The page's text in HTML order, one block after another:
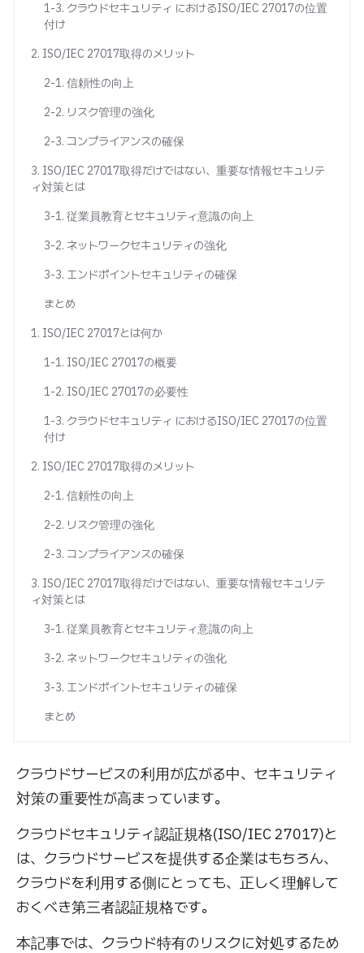
1-3. クラウドセキュリティ におけるISO/IEC 27017の位置
付け
2. ISO/IEC 27017取得のメリット
2-1. 信頼性の向上
2-2. リスク管理の強化
2-3. コンプライアンスの確保
3. ISO/IEC 27017取得だけではない、重要な情報セキュリテ
ィ対策とは
3-1. 従業員教育とセキュリティ意識の向上
3-2. ネットワークセキュリティの強化
3-3. エンドポイントセキュリティの確保
まとめ
1. ISO/IEC 27017とは何か
1-1. ISO/IEC 27017の概要
1-2. ISO/IEC 27017の必要性
1-3. クラウドセキュリティ におけるISO/IEC 27017の位置
付け
2. ISO/IEC 27017取得のメリット
2-1. 信頼性の向上
2-2. リスク管理の強化
2-3. コンプライアンスの確保
3. ISO/IEC 27017取得だけではない、重要な情報セキュリテ
ィ対策とは
3-1. 従業員教育とセキュリティ意識の向上
3-2. ネットワークセキュリティの強化
3-3. エンドポイントセキュリティの確保
まとめ
クラウドサービスの利用が広がる中、セキュリティ
対策の重要性が高まっています。
クラウドセキュリティ認証規格(ISO/IEC 27017)と
は、クラウドサービスを提供する企業はもちろん、
クラウドを利用する側にとっても、正しく理解して
おくべき第三者認証規格です。
本記事では、クラウド特有のリスクに対処するため